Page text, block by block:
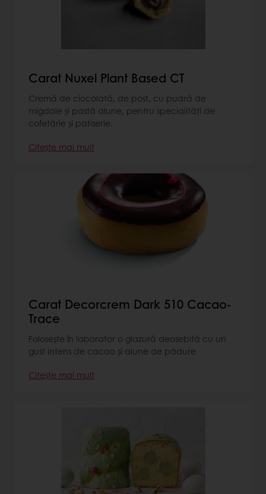
Carat Nuxel Plant Based CT
Cremă de ciocolată, de post, cu pudră de
migdale și pastă alune, pentru specialități de
cofetărie și patiserie.
Citește mai mult
Carat Decorcrem Dark 510 Cacao-
Trace
Folosește în laborator o glazură deosebită cu un
gust intens de cacao și alune de pădure
Citește mai mult